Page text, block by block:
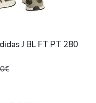
J BL FT PT 280